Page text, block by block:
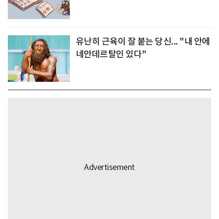
유난히 근육이 잘 붙는 당신... "내 안에
네안데르탈인 있다"